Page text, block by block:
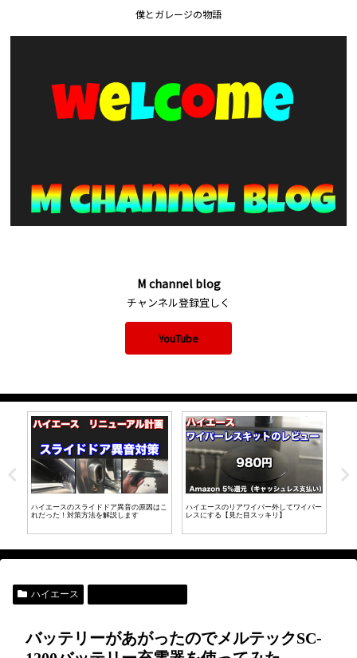
僕とガレージの物語
M channel blog
チャンネル登録宜しく
YouTube
ハイエースのスライドドア異音の原因はこ
れだった！対策方法を解説します
ハイエースのリアワイパー外してワイパー
レスにする【見た目スッキリ】
ハイエース
バッテリーがあがったのでメルテックSC-